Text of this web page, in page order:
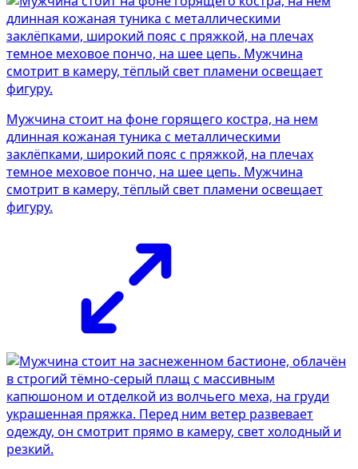
Мужчина стоит на фоне горящего костра, на нем
длинная кожаная туника с металлическими
заклёпками, широкий пояс с пряжкой, на плечах
темное меховое пончо, на шее цепь. Мужчина
смотрит в камеру, тёплый свет пламени освещает
фигуру.